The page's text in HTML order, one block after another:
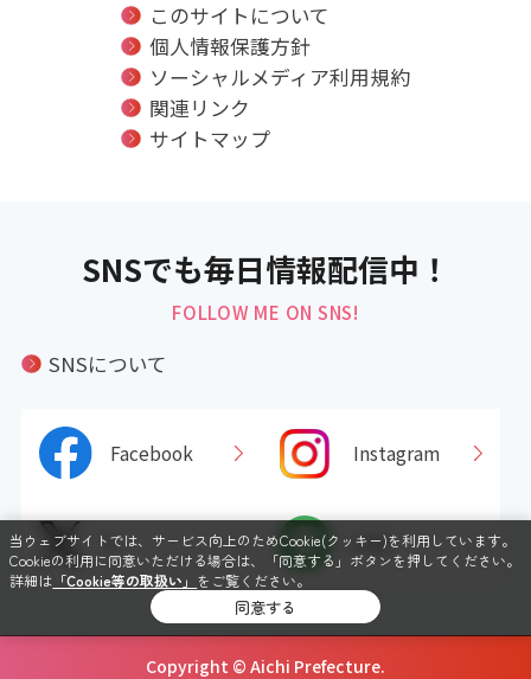
このサイトについて
個人情報保護方針
ソーシャルメディア利用規約
関連リンク
サイトマップ
SNSでも毎日情報配信中！
FOLLOW ME ON SNS!
SNSについて
Facebook Instagram
X LINE
Copyright © Aichi Prefecture.
当ウェブサイトでは、サービス向上のためCookie(クッキー)を利用しています。
Cookieの利用に同意いただける場合は、「同意する」ボタンを押してください。
詳細は 「Cookie等の取扱い」 をご覧ください。
同意する